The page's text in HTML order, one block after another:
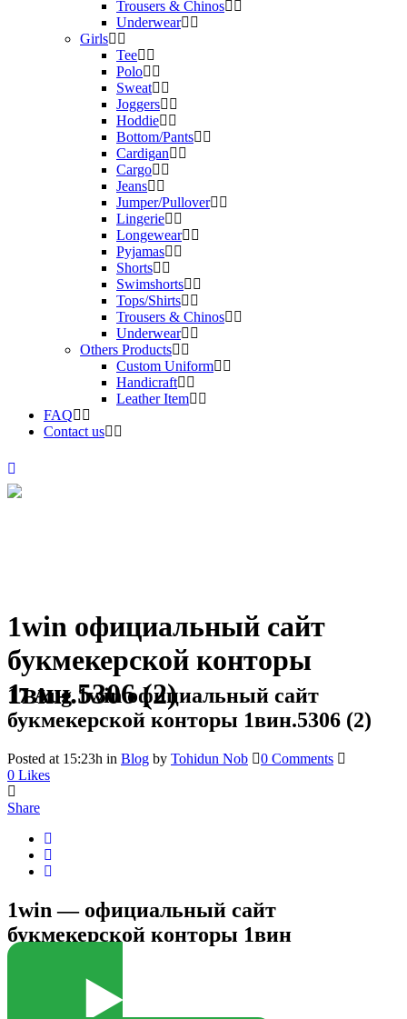
Trousers & Chinos
Underwear
Girls
Tee
Polo
Sweat
Joggers
Hoddie
Bottom/Pants
Cardigan
Cargo
Jeans
Jumper/Pullover
Lingerie
Longewear
Pyjamas
Shorts
Swimshorts
Tops/Shirts
Trousers & Chinos
Underwear
Others Products
Custom Uniform
Handicraft
Leather Item
FAQ
Contact us
1win официальный сайт
букмекерской конторы
1вин.5306 (2)
17 Aug1win официальный сайт
букмекерской конторы 1вин.5306 (2)
Posted at 15:23h in Blog by Tohidun Nob
0 Comments
0 Likes
Share
1win — официальный сайт
букмекерской конторы 1вин
▶️